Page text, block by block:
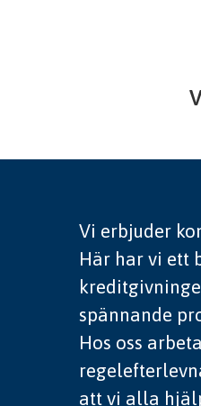
Vi erbjuder
Här har vi ett
spännande
Hos oss
att vi alla